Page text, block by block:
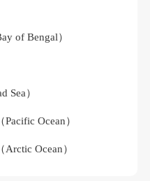
of Bengal）
Sea）
Ocean）
Ocean）